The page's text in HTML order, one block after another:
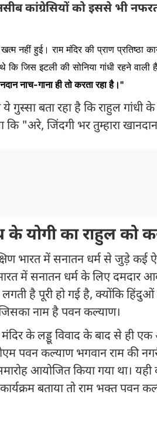
कांग्रेसियों को इससे भी
खत्म नहीं हुई। राम मंदिर की प्राण
जिस इटली की सोनिया गांधी रहने वाली
नाच-गाना ही तो करता रहा है।"
ये गुस्सा बता रहा है कि राहुल
कि "अरे, जिंदगी भर तुम्हारा
के योगी का राहुल को
भारत में सनातन धर्म से जुड़े कई
में सनातन धर्म के लिए दमदार
है पूरी हो गई है, क्योंकि
नाम है पवन कल्याण।
मंदिर के लड्डू विवाद के बाद से
पवन कल्याण भगवान राम की
समारोह आयोजित किया गया था।
बताया तो राम भक्त पवन